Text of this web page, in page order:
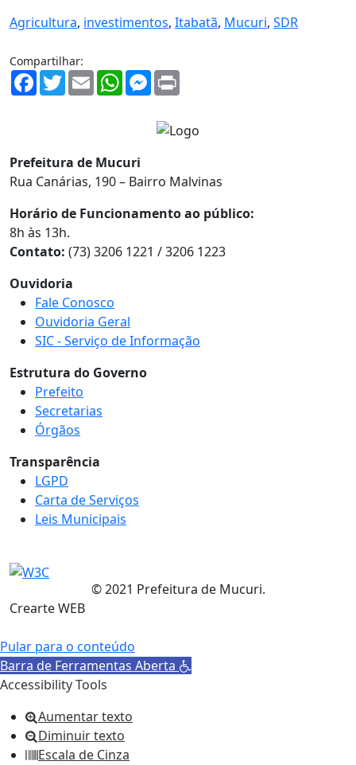
Agricultura, investimentos, Itabatã, Mucuri, SDR
Compartilhar:
Facebook
TwitterEmailWhatsAppMessenger
Prefeitura de Mucuri
Rua Canárias, 190 – Bairro Malvinas
Horário de Funcionamento ao público:
8h às 13h.
Contato: (73) 3206 1221 / 3206 1223
Ouvidoria
Fale Conosco
Ouvidoria Geral
SIC - Serviço de Informação
Estrutura do Governo
Prefeito
Secretarias
Órgãos
Transparência
LGPD
Carta de Serviços
Leis Municipais
© 2021 Prefeitura de Mucuri.
Crearte WEB
Pular para o conteúdo
Barra de Ferramentas Aberta
Accessibility Tools
Aumentar texto
Diminuir texto
Escala de Cinza